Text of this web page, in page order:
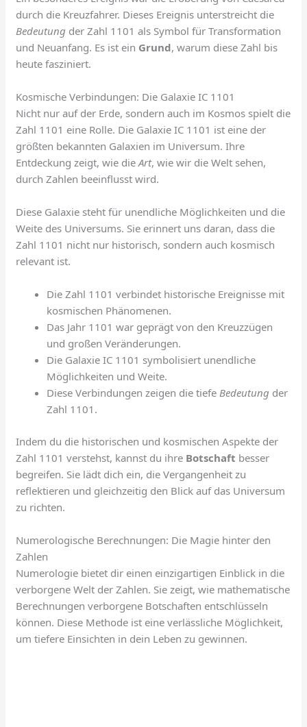
durch die Kreuzfahrer. Dieses Ereignis unterstreicht die
Bedeutung der Zahl 1101 als Symbol für Transformation
und Neuanfang. Es ist ein Grund, warum diese Zahl bis
heute fasziniert.
Kosmische Verbindungen: Die Galaxie IC 1101
Nicht nur auf der Erde, sondern auch im Kosmos spielt die
Zahl 1101 eine Rolle. Die Galaxie IC 1101 ist eine der
größten bekannten Galaxien im Universum. Ihre
Entdeckung zeigt, wie dieArt, wie wir die Welt sehen,
durch Zahlen beeinflusst wird.
Diese Galaxie steht für unendliche Möglichkeiten und die
Weite des Universums. Sie erinnert uns daran, dass die
Zahl 1101 nicht nur historisch, sondern auch kosmisch
relevant ist.
Die Zahl 1101 verbindet historische Ereignisse mit
kosmischen Phänomenen.
Das Jahr 1101 war geprägt von den Kreuzzügen
und großen Veränderungen.
Die Galaxie IC 1101 symbolisiert unendliche
Möglichkeiten und Weite.
Diese Verbindungen zeigen die tiefeBedeutung der
Zahl 1101.
Indem du die historischen und kosmischen Aspekte der
Zahl 1101 verstehst, kannst du ihre Botschaft besser
begreifen. Sie lädt dich ein, die Vergangenheit zu
reflektieren und gleichzeitig den Blick auf das Universum
zu richten.
Numerologische Berechnungen: Die Magie hinter den
Zahlen
Numerologie bietet dir einen einzigartigen Einblick in die
verborgene Welt der Zahlen. Sie zeigt, wie mathematische
Berechnungen verborgene Botschaften entschlüsseln
können. Diese Methode ist eine verlässliche Möglichkeit,
um tiefere Einsichten in dein Leben zu gewinnen.